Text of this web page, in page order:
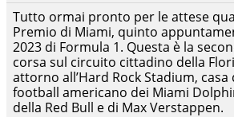
Tutto ormai pronto per le attese
Premio di Miami, quinto
2023 di Formula 1. Questa è la
corsa sul circuito cittadino della
attorno all’Hard Rock Stadium,
football americano dei Miami
della Red Bull e di Max Verstappen.